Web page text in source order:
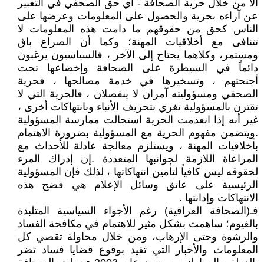
الا من خلال حرية الصحافة - أي حق الصحفي في التعبير
عن آراءه بحرية والحصول على المعلومات وعرضها على
الناس كحق من حقوقهم ما دامت هذه المعلومات لا
تتنافى مع أخلاقيات المهنة؛ وكما أن الصراع باق
ومستمر، وكلاهما يحتاج إلى الآخر ، فالسياسيون يرغبون
دائماً في السيطرة على الصحافة وإخضاعها تحت
أجنحتهم ، وتسخيرها في خدمة مصالحها ، فحرية
الصحفي ومسؤوليته آمران لا ينفصلان ، فالحرية التي لا
تقترن بالمسؤولية تغري بتحريف الأنباء وبانتهاكات أخرى ،
غير أنه إذا انعدمت الحرية استحالت ممارسة المسؤولية
.ويتضمن مفهوم الحرية مع المسؤولية بضرورة الاهتمام
بأخلاقيات المهنة ، ويستلزم معالجة عادلة للأحداث مع
المراعاة اللازمة لجوانبها المتعددة .إن إدراك المرء
لحقوقه ليس كافياً لتأمين انتهاكاتها ، لذلك فإن المسؤولية
الرئيسية على عاتق وسائل الإعلام هي فضح هذه
الانتهاكات وإدانتها .
فـ(الصحافة العراقية) رغم الأجواء السياسية المتلبدة
بالغيوم؛ ساهمت بشكل مثير للاهتمام في مكافحة الفساد
والرشوة وحتى الإرهاب، ومن خلال محاولة تقصي كل
المعلومات والأخبار التي تفيد بوقوع قضايا فساد تضر